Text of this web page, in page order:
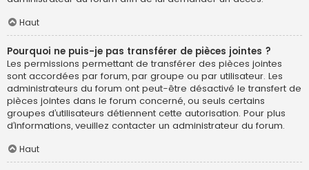
Haut
Pourquoi ne puis-je pas transférer de pièces jointes ?
Les permissions permettant de transférer des pièces jointes
sont accordées par forum, par groupe ou par utilisateur. Les
administrateurs du forum ont peut-être désactivé le transfert de
pièces jointes dans le forum concerné, ou seuls certains
groupes d’utilisateurs détiennent cette autorisation. Pour plus
d’informations, veuillez contacter un administrateur du forum.
Haut